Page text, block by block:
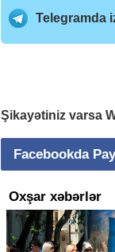
Telegramda
Şikayətiniz varsa
Facebookda
Oxşar xəbərlər